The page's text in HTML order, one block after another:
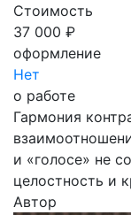
Стоимость
37 000 ₽
оформление
Нет
о работе
Гармония
и «голосе» не
целостность и
Автор